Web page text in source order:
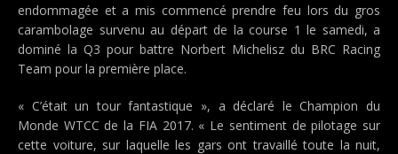
endommagée et a mis commencé prendre feu lors du gros
carambolage survenu au départ de la course 1 le samedi, a
dominé la Q3 pour battre Norbert Michelisz du BRC Racing
Team pour la première place.
« C’était un tour fantastique », a déclaré le Champion du
Monde WTCC de la FIA ​​2017. « Le sentiment de pilotage sur
cette voiture, sur laquelle les gars ont travaillé toute la nuit,